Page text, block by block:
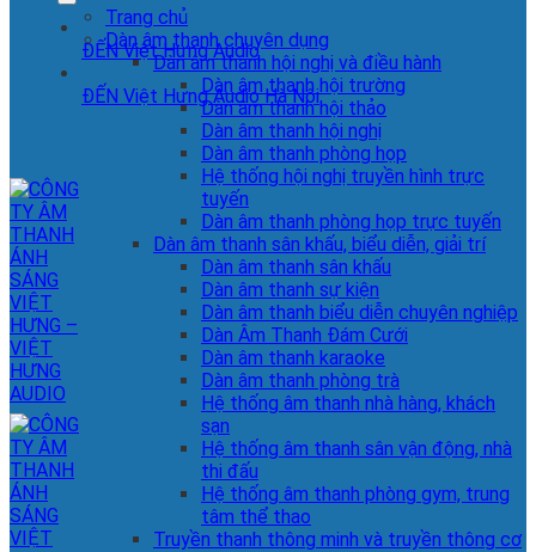
ĐẾN Việt Hưng Audio
ĐẾN Việt Hưng Audio Hà Nội
Trang chủ
Dàn âm thanh chuyên dụng
Dàn âm thanh hội nghị và điều hành
Dàn âm thanh hội trường
Dàn âm thanh hội thảo
Dàn âm thanh hội nghị
Dàn âm thanh phòng họp
Hệ thống hội nghị truyền hình trực
tuyến
Dàn âm thanh phòng họp trực tuyến
Dàn âm thanh sân khấu, biểu diễn, giải trí
Dàn âm thanh sân khấu
Dàn âm thanh sự kiện
Dàn âm thanh biểu diễn chuyên nghiệp
Dàn Âm Thanh Đám Cưới
Dàn âm thanh karaoke
Dàn âm thanh phòng trà
Hệ thống âm thanh nhà hàng, khách
sạn
Hệ thống âm thanh sân vận động, nhà
thi đấu
Hệ thống âm thanh phòng gym, trung
tâm thể thao
Truyền thanh thông minh và truyền thông cơ